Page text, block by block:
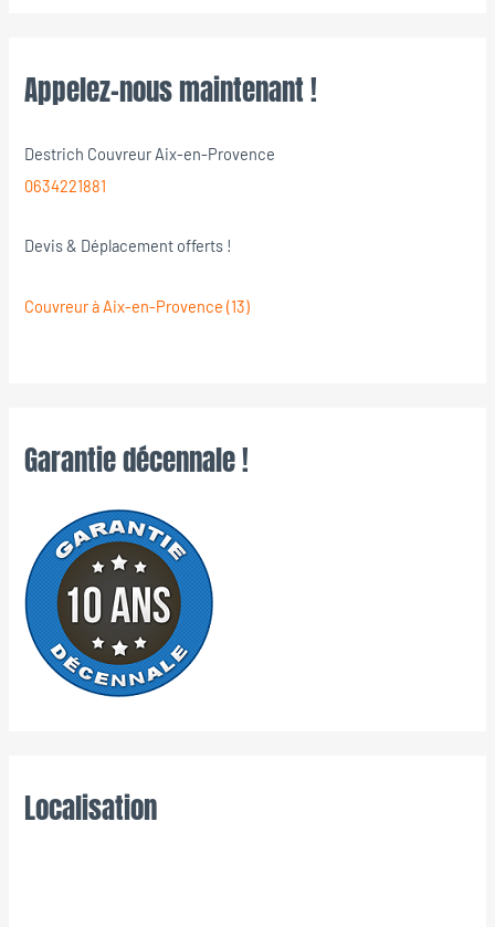
Appelez-nous maintenant !
Destrich Couvreur Aix-en-Provence
0634221881
Devis & Déplacement offerts !
Couvreur à Aix-en-Provence (13)
Garantie décennale !
Localisation